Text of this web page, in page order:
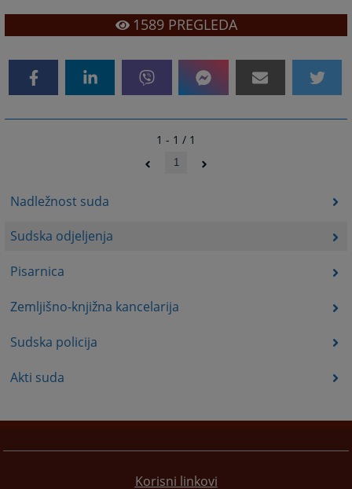
Nadležnost suda
Sudska odjeljenja
Pisarnica
Zemljišno-knjižna kancelarija
Sudska policija
Akti suda
1589PREGLEDA
1 - 1 / 1
1
Korisni linkovi